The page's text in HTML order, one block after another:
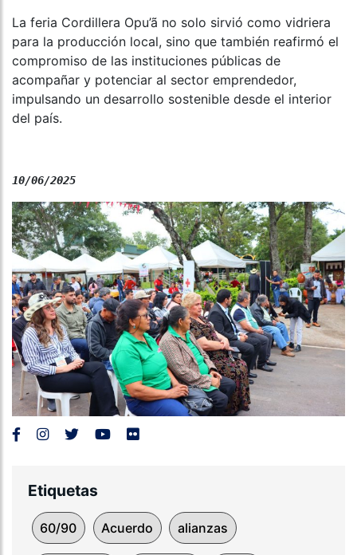
La feria Cordillera Opu’ã no solo sirvió como vidriera
para la producción local, sino que también reafirmó el
compromiso de las instituciones públicas de
acompañar y potenciar al sector emprendedor,
impulsando un desarrollo sostenible desde el interior
del país.
10/06/2025
Etiquetas
60/90 Acuerdo alianzas